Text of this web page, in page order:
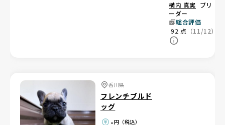
横内 真実 ブリ
ーダー
総合評価
92 点 （11/12）
香川県
フレンチブルド
ッグ
-円（税込）